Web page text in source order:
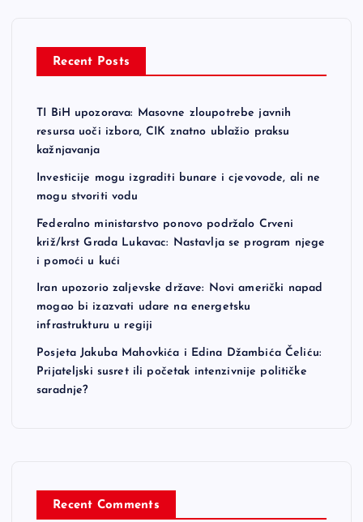
i
n
t
i
n
Recent Posts
TI BiH upozorava: Masovne zloupotrebe javnih
resursa uoči izbora, CIK znatno ublažio praksu
kažnjavanja
Investicije mogu izgraditi bunare i cjevovode, ali ne
mogu stvoriti vodu
Federalno ministarstvo ponovo podržalo Crveni
križ/krst Grada Lukavac: Nastavlja se program njege
i pomoći u kući
Iran upozorio zaljevske države: Novi američki napad
mogao bi izazvati udare na energetsku
infrastrukturu u regiji
Posjeta Jakuba Mahovkića i Edina Džambića Čeliću:
Prijateljski susret ili početak intenzivnije političke
saradnje?
Recent Comments